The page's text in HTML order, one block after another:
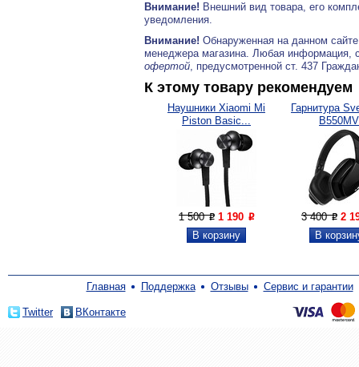
Внимание! Внешний вид товара, его
уведомления.
Внимание! Обнаруженная на данном
менеджера магазина. Любая информация,
офертой, предусмотренной ст. 437
К этому товару рекомендуем
Наушники Xiaomi Mi
Piston Basic...
1 500P 1 190 P
Гарнитура
B550MV
3 400P 2
Главная Поддержка Отзывы Сервис и гарантии
Twitter ВКонтакте